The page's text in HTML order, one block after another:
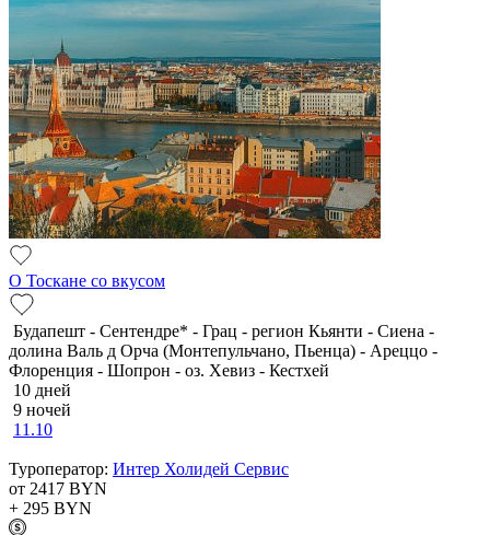
О Тоскане со вкусом
Будапешт - Сентендре* - Грац - регион Кьянти - Сиена -
долина Валь д Орча (Монтепульчано, Пьенца) - Ареццо -
Флоренция - Шопрон - оз. Хевиз - Кестхей
10 дней
9 ночей
11.10
Туроператор: Интер Холидей Сервис
от 2417 BYN
+ 295 BYN